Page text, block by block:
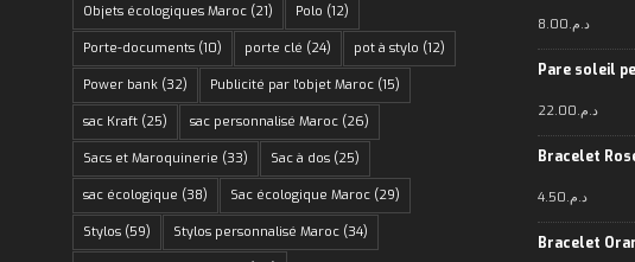
Objets écologiques Maroc (21) Polo (12)
Porte-documents (10) porte clé (24) pot à stylo (12)
Power bank (32) Publicité par l'objet Maroc (15)
sac Kraft (25) sac personnalisé Maroc (26)
Sacs et Maroquinerie (33) Sac à dos (25)
sac écologique (38) Sac écologique Maroc (29)
Stylos (59) Stylos personnalisé Maroc (34)
د.م.8.00
Pare soleil
د.م.22.00
Bracelet
د.م.4.50
Bracelet